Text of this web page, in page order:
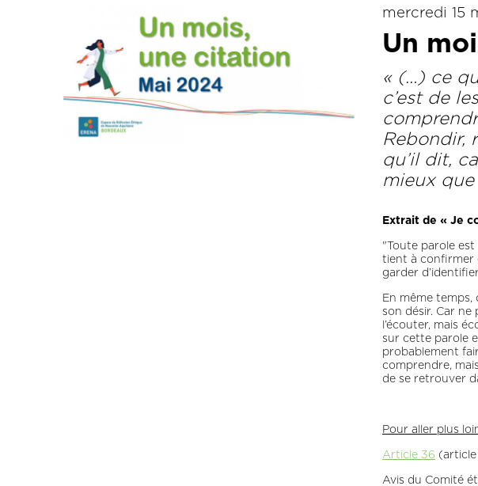
mercredi 15
Un
« (…) ce
c’est de
Rebondir,
qu’il dit,
mieux que
Extrait de « Je
"Toute parole est
tient à confirmer
garder
En même temps,
son désir. Car ne
l’écouter, mais
sur cette parole
probablement
comprendre,
de se retrouver
Pour aller plus
Article 36 (article
Avis du Comité